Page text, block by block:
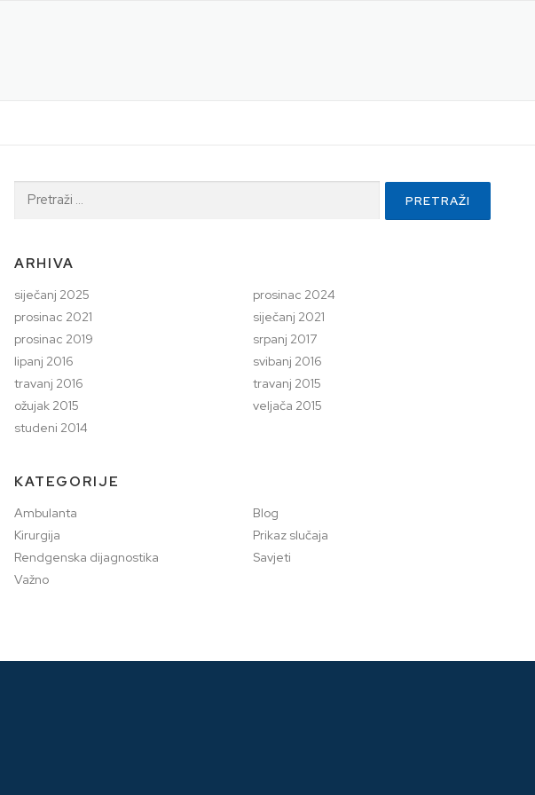
Pretraži:
ARHIVA
siječanj 2025
prosinac 2024
prosinac 2021
siječanj 2021
prosinac 2019
srpanj 2017
lipanj 2016
svibanj 2016
travanj 2016
travanj 2015
ožujak 2015
veljača 2015
studeni 2014
KATEGORIJE
Ambulanta
Blog
Kirurgija
Prikaz slučaja
Rendgenska dijagnostika
Savjeti
Važno